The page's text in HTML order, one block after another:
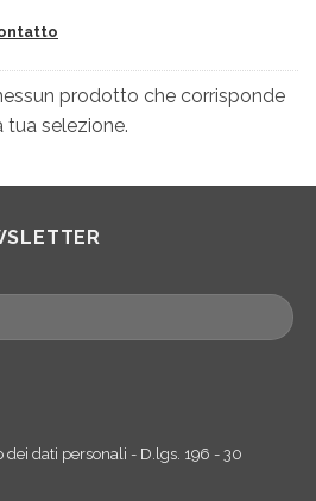
prodotto che corrisponde
tua selezione.
dati personali - D.lgs. 196 - 30